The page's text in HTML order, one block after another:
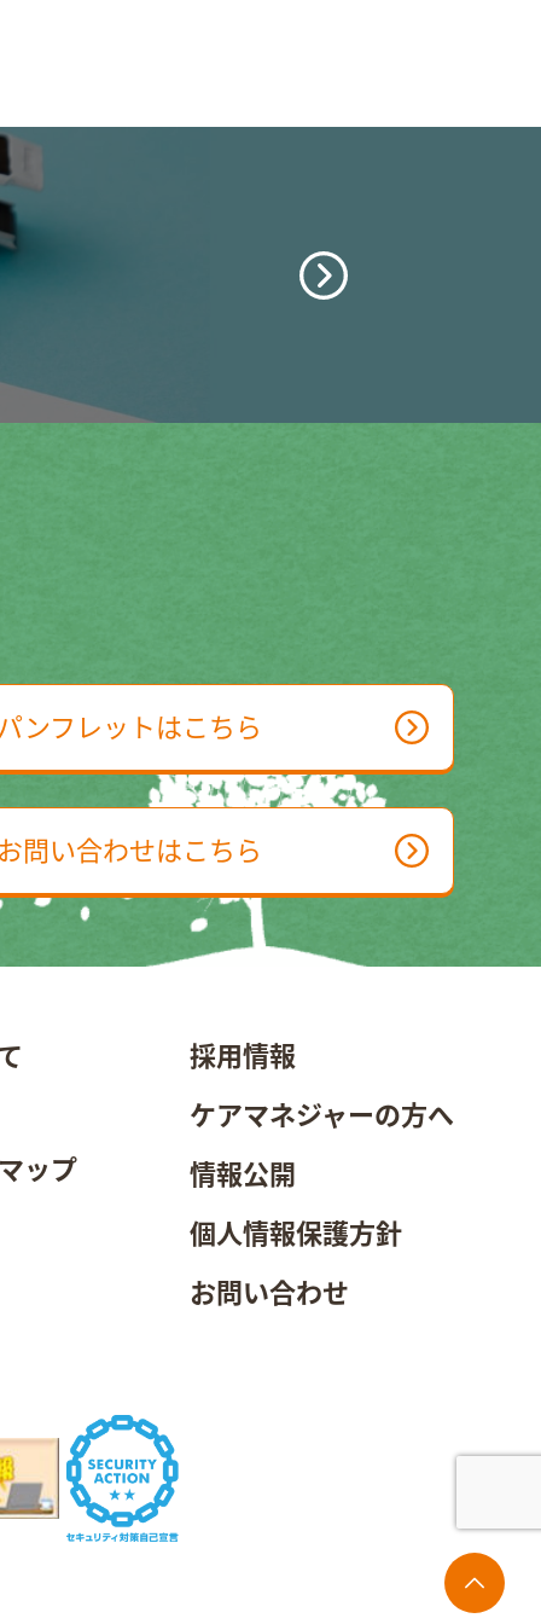
パンフレットはこちら
お問い合わせはこちら
ップ
採用情報
ケアマネジャーの方へ
情報公開
個人情報保護方針
お問い合わせ